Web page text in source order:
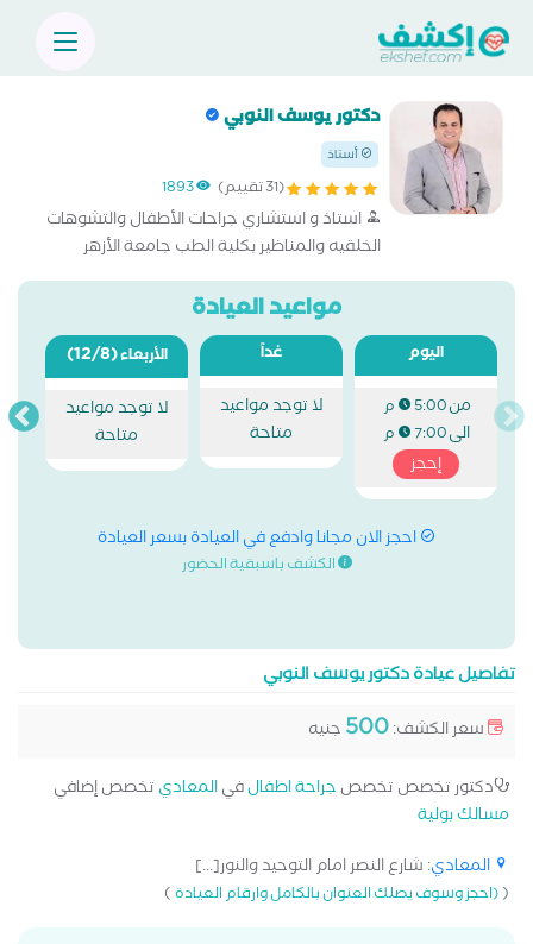
دكتور يوسف النوبي
أستاذ
(31 تقييم) 1893
استاذ و استشاري جراحات الأطفال والتشوهات
الخلقيه والمناظير بكلية الطب جامعة الأزهر
دكتوراه جراحة الأطفال وحديثي الولادة عضو
الجمعيه المصريه لجراحة الاطفال إصلاح
التشوهات الخلقيه في الأطفال وحديثي الولاده
مواعيد العيادة
اليوم
من5:00 م
الى7:00 م
إحجز
غداً
لا توجد مواعيد
متاحة
الأربعاء(12/8)
لا توجد مواعيد
متاحة
احجز الان مجانا وادفع في العيادة بسعر العيادة
الكشف باسبقية الحضور
تفاصيل عيادة دكتور يوسف النوبي
سعر الكشف:500 جنيه
دكتور تخصص تخصص جراحة اطفالفيالمعادي تخصص إضافي
مسالك بولية
المعادي: شارع النصر امام التوحيد والنور[...]
((احجز وسوف يصلك العنوان بالكامل وارقام العيادة)